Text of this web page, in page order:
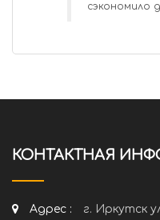
КОНТАКТНАЯ
Адрес :
г. Иркутск